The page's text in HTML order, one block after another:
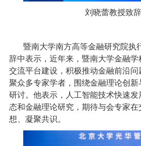
刘晓蕾教授致辞
暨南大学南方高等金融研究院执
辞中表示，近年来，暨南大学金融
交流平台建设，积极推动金融前沿
聚众多专家学者，围绕金融理论创
研讨。他表示，人工智能技术快速
态和金融理论研究，期待与会专家在
想、凝聚共识。